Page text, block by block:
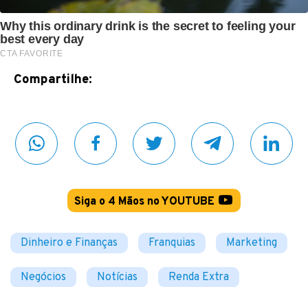
Compartilhe:
Siga o 4 Mãos no YOUTUBE
Dinheiro e Finanças Franquias Marketing
Negócios Notícias Renda Extra